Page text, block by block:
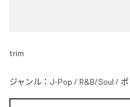
trim
ジャンル： J-Pop / R&B/Soul /